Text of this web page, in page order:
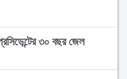
৩০ বছর জেল